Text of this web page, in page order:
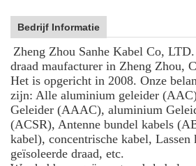
Bedrijf Informatie
Zheng Zhou Sanhe Kabel Co,
draad maufacturer in Zheng Zhou,
Het is opgericht in 2008. Onze
zijn: Alle aluminium geleider
Geleider (AAAC), aluminium
(ACSR), Antenne bundel kabels
kabel), concentrische kabel, Lassen
geïsoleerde draad, etc.